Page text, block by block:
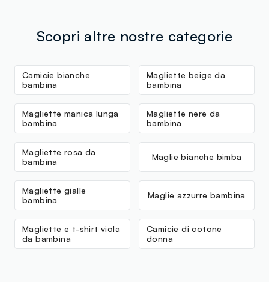
Scopri altre nostre categorie
Camicie bianche
bambina
Magliette beige da
bambina
Magliette manica lunga
bambina
Magliette nere da
bambina
Magliette rosa da
bambina
Maglie bianche bimba
Magliette gialle
bambina
Maglie azzurre bambina
Magliette e t-shirt viola
da bambina
Camicie di cotone
donna